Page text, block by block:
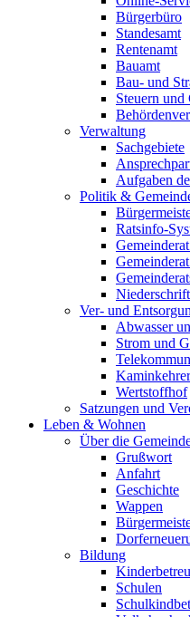
Bürgerbüro
Standesamt
Rentenamt
Bauamt
Bau- und
Steuern und
Verwaltung
Sachgebiete
Aufgaben
Politik &
Ratsinfo-
Ver- und
Abwasser
Strom und
Wertstoffhof
Satzungen und
Leben & Wohnen
Über die
Grußwort
Anfahrt
Geschichte
Wappen
Bildung
Schulen